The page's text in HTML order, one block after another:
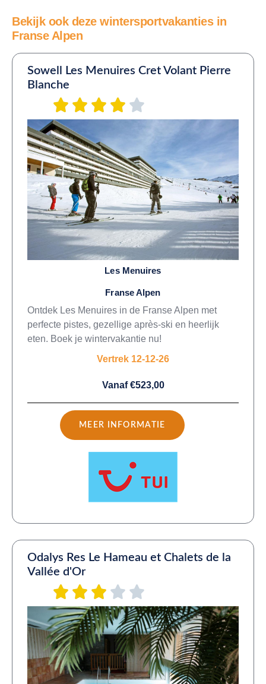
Bekijk ook deze wintersportvakanties in
Franse Alpen
Sowell Les Menuires Cret Volant Pierre
Blanche
Les Menuires
Franse Alpen
Ontdek Les Menuires in de Franse Alpen met
perfecte pistes, gezellige après-ski en heerlijk
eten. Boek je wintervakantie nu!
Vertrek 12-12-26
Vanaf €523,00
MEER INFORMATIE
Odalys Res Le Hameau et Chalets de la
Vallée d'Or